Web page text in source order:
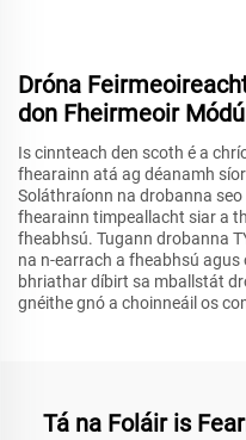
Dróna
don Fheirmeoir
Is cinnteach den scoth é a
fhearainn atá ag déanamh
Soláthraíonn na drobanna
fhearainn timpeallacht siar a
fheabhsú. Tugann drobanna
na n-earrach a fheabhsú
bhriathar díbirt sa mballstát
gnéithe gnó a choinneáil os
Tá na Foláir is